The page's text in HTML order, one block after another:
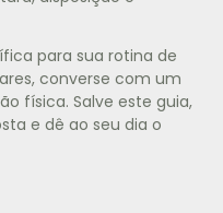
para sua rotina de
converse com um
física. Salve este guia,
e dê ao seu dia o